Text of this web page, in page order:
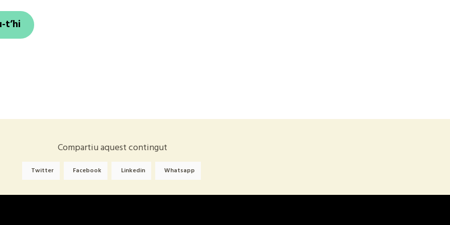
t’hi
Compartiu aquest contingut
Twitter Facebook Linkedin Whatsapp